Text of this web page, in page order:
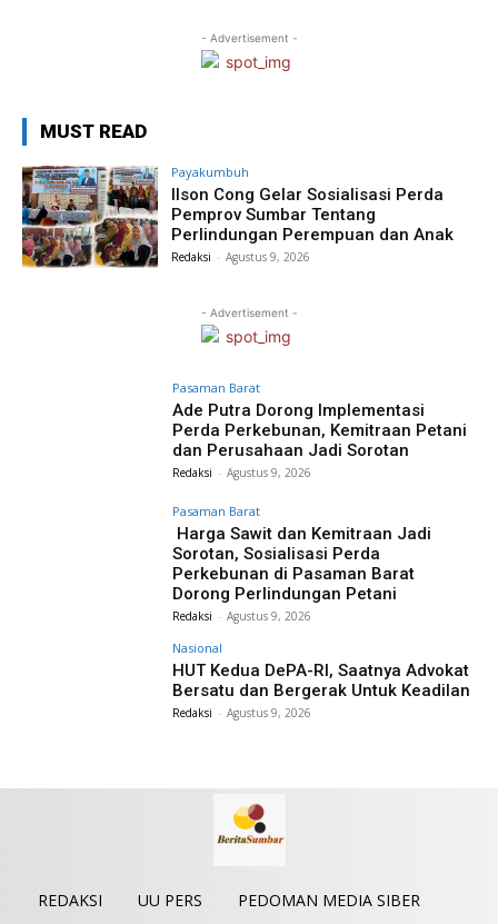
- Advertisement -
MUST READ
Payakumbuh
Ilson Cong Gelar Sosialisasi Perda
Pemprov Sumbar Tentang
Perlindungan Perempuan dan Anak
Redaksi - Agustus 9, 2026
- Advertisement -
Pasaman Barat
Ade Putra Dorong Implementasi
Perda Perkebunan, Kemitraan Petani
dan Perusahaan Jadi Sorotan
Redaksi - Agustus 9, 2026
Pasaman Barat
Harga Sawit dan Kemitraan Jadi
Sorotan, Sosialisasi Perda
Perkebunan di Pasaman Barat
Dorong Perlindungan Petani
Redaksi - Agustus 9, 2026
Nasional
HUT Kedua DePA-RI, Saatnya Advokat
Bersatu dan Bergerak Untuk Keadilan
Redaksi - Agustus 9, 2026
REDAKSI UU PERS PEDOMAN MEDIA SIBER